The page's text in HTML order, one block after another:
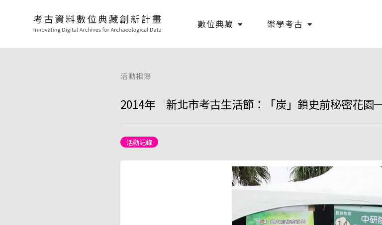
數位典藏 樂學考古
活動相簿
2014年 新北市考古生活節：「炭」鎖史前秘密花園
活動記錄